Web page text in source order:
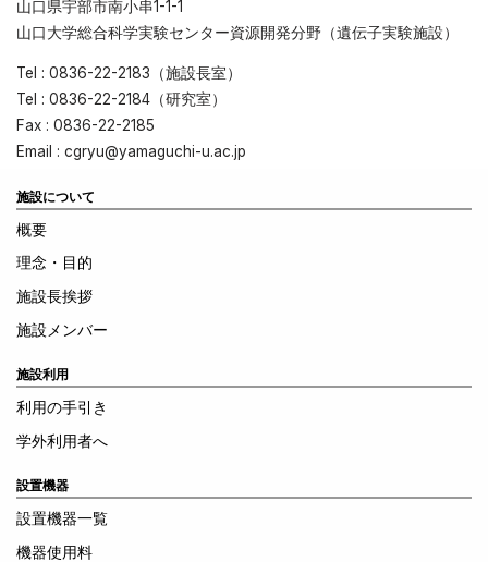
山口県宇部市南小串1-1-1
山口大学総合科学実験センター資源開発分野（遺伝子実験施設）
Tel : 0836-22-2183（施設長室）
Tel : 0836-22-2184（研究室）
Fax : 0836-22-2185
Email : cgryu@yamaguchi-u.ac.jp
施設について
概要
理念・目的
施設長挨拶
施設メンバー
施設利用
利用の手引き
学外利用者へ
設置機器
設置機器一覧
機器使用料